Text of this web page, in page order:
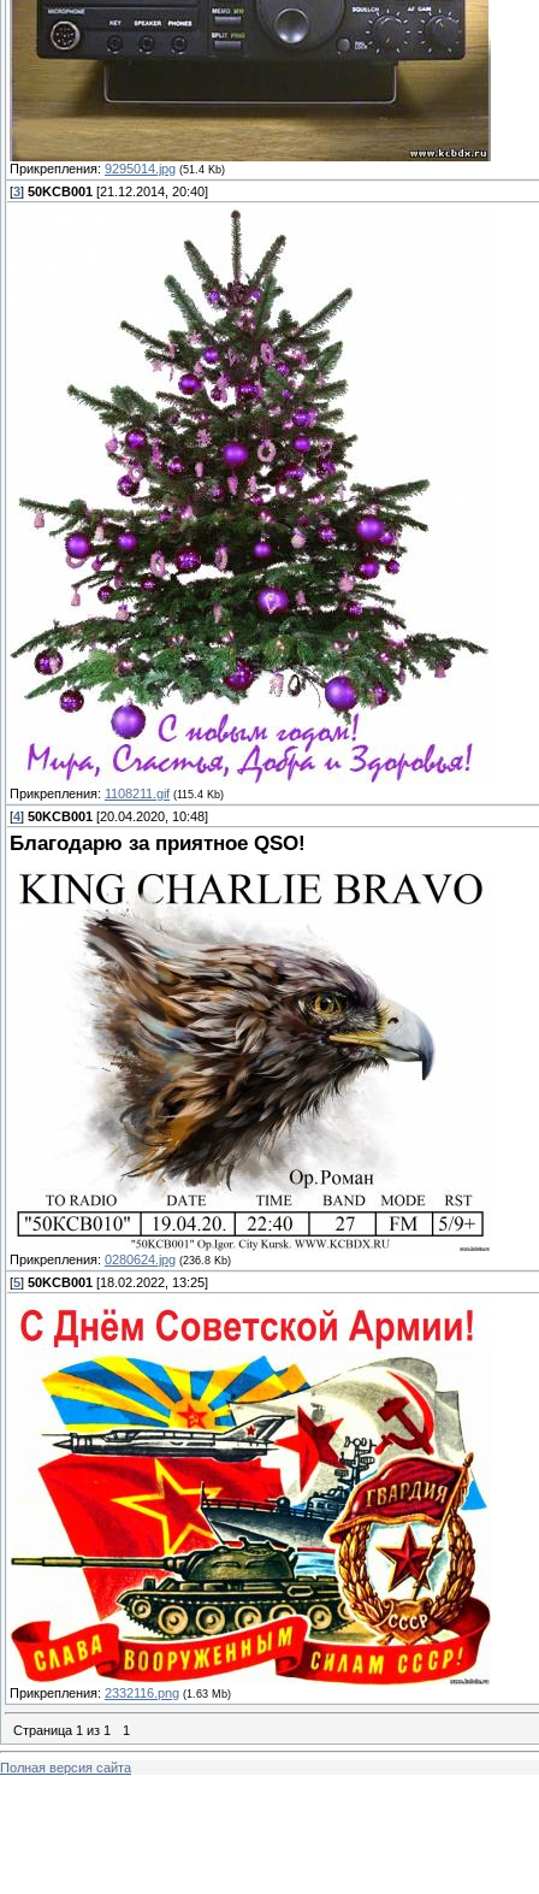
Прикрепления: 9295014.jpg (51.4 Kb)
[3] 50KCB001 [21.12.2014, 20:40]
Прикрепления: 1108211.gif (115.4 Kb)
[4] 50KCB001 [20.04.2020, 10:48]
Благодарю за приятное QSO!
Прикрепления: 0280624.jpg (236.8 Kb)
[5] 50KCB001 [18.02.2022, 13:25]
Прикрепления: 2332116.png (1.63 Mb)
Страница 1 из 1 1
Полная версия сайта